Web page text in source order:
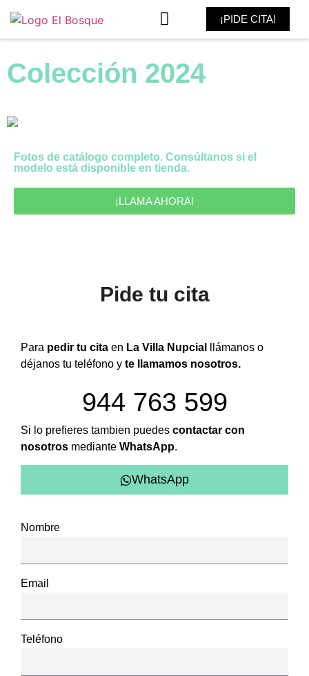
¡PIDE CITA!
Colección 2024
Fotos de catálogo completo. Consúltanos si el
modelo está disponible en tienda.
¡LLAMA AHORA!
Pide tu cita
Para pedir tu cita en La Villa Nupcial
llámanos o
déjanos tu teléfono y te llamamos nosotros.
944 763 599
Si lo prefieres tambien puedes contactar con
nosotros mediante WhatsApp.
WhatsApp
Nombre
Email
Teléfono